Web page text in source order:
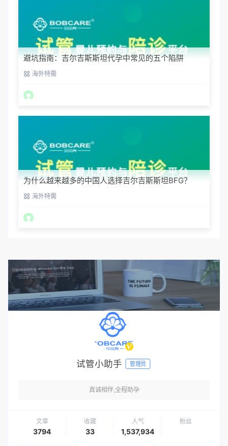
避坑指南：吉尔吉斯斯坦代孕中常见的五个陷阱
海外特需
为什么越来越多的中国人选择吉尔吉斯斯坦BFG？
海外特需
试管小助手 管理员
真诚相伴,全程助孕
文章
3794
收藏
33
人气
1,537,934
粉丝